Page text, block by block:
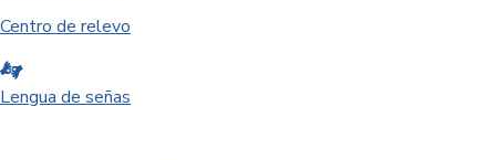
Centro de relevo
Lengua de señas